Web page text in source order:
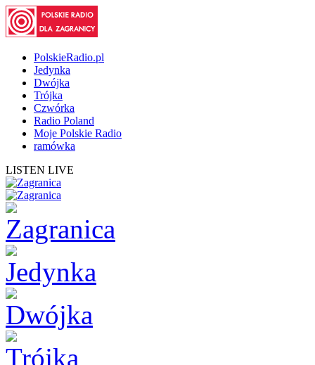
PolskieRadio.pl
Jedynka
Dwójka
Trójka
Czwórka
Radio Poland
Moje Polskie Radio
ramówka
LISTEN LIVE